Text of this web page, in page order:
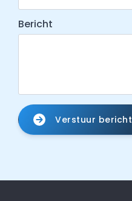
Bericht
Verstuur bericht